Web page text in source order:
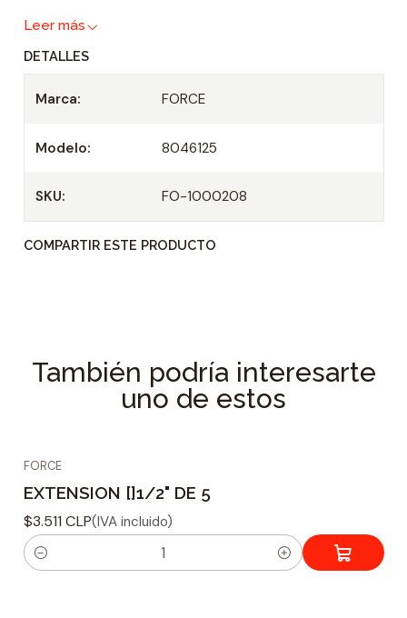
d
Leer más
DETALLES
Marca: FORCE
Modelo: 8046125
SKU: FO-1000208
COMPARTIR ESTE PRODUCTO
También podría interesarte
uno de estos
FORCE
EXTENSION []1/2" DE 5
$3.511 CLP(IVA incluido)
C